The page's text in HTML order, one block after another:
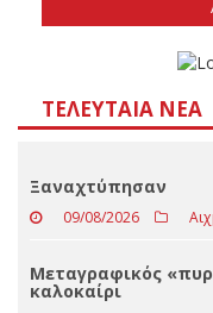
ΤΕΛΕΥΤΑΊΑ ΝΈΑ
Ξαναχτύπησαν